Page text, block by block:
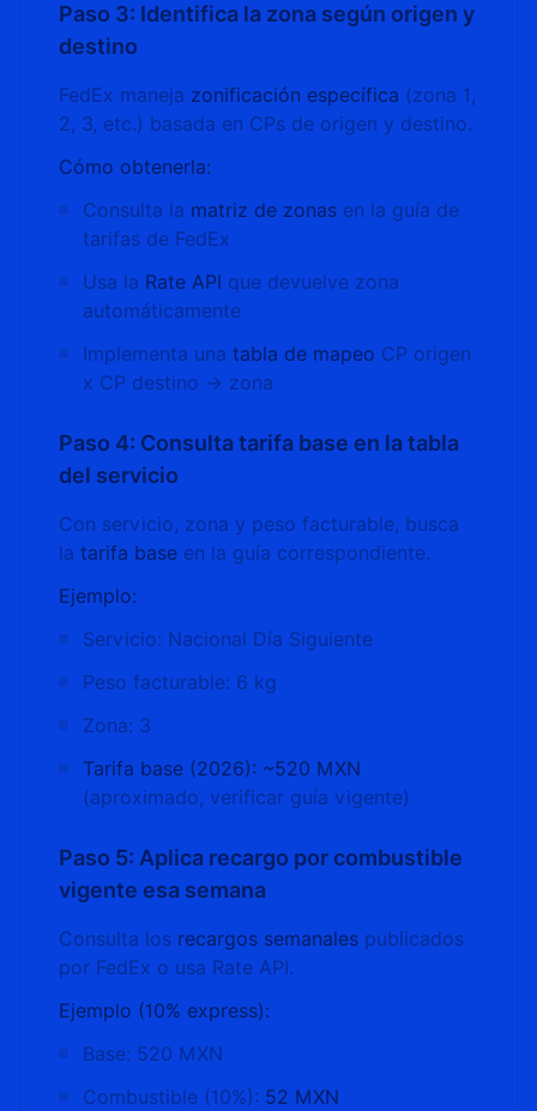
Paso 3: Identifica la zona según origen y
destino
FedEx maneja zonificación específica (zona 1,
2, 3, etc.) basada en CPs de origen y destino.
Cómo obtenerla:
Consulta la matriz de zonas en la guía de
tarifas de FedEx
Usa la Rate API que devuelve zona
automáticamente
Implementa una tabla de mapeo CP origen
x CP destino → zona
Paso 4: Consulta tarifa base en la tabla
del servicio
Con servicio, zona y peso facturable, busca
la tarifa base en la guía correspondiente.
Ejemplo:
Servicio: Nacional Día Siguiente
Peso facturable: 6 kg
Zona: 3
Tarifa base (2026): ~520 MXN
(aproximado, verificar guía vigente)
Paso 5: Aplica recargo por combustible
vigente esa semana
Consulta los recargos semanales publicados
por FedEx o usa Rate API.
Ejemplo (10% express):
Base: 520 MXN
Combustible (10%): 52 MXN